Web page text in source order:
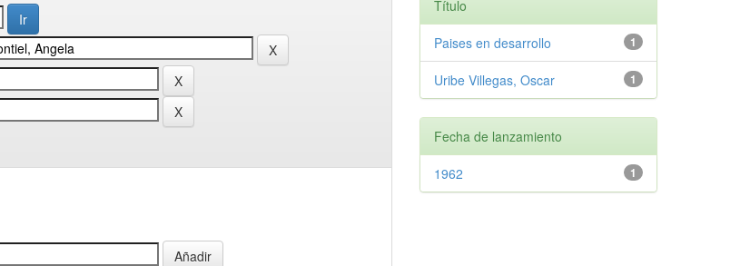
Título
1
Paises en desarrollo
1
Uribe Villegas, Oscar
Fecha de lanzamiento
1
1962